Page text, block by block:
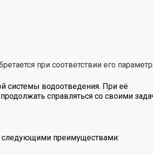
при соответствии его
системы водоотведения. При её
справляться со своими
следующими преимуществами: